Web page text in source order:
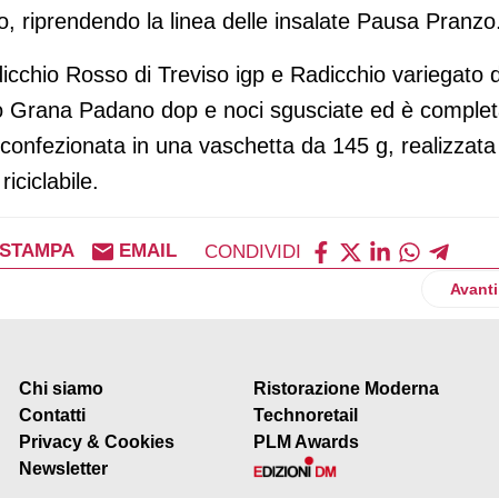
riprendendo la linea delle insalate Pausa Pranzo.
Rosso di Treviso igp e Radicchio variegato
Padano dop e noci sgusciate ed è
in una vaschetta da 145 g, realizzata
STAMPA EMAIL CONDIVIDI
Modena igp si “colora” e nasce la linea “Senso” Avanti
Chi siamo
Contatti
Privacy & Cookies
Newsletter
Ristorazione Moderna
Technoretail
PLM Awards